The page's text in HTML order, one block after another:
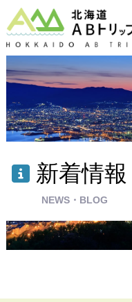
新着情
NEWS・BLOG